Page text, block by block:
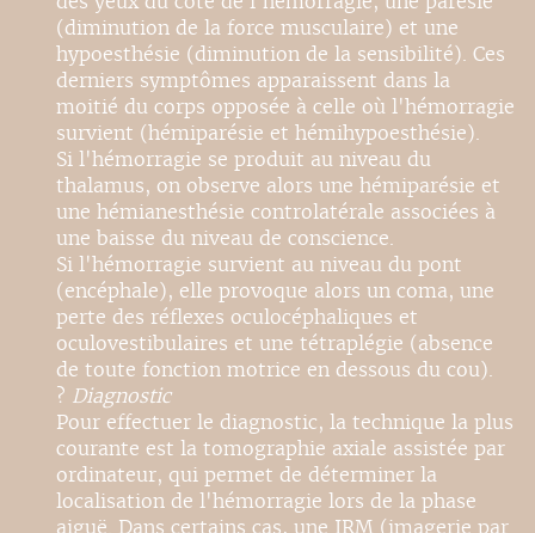
(diminution de la force musculaire) et une
hypoesthésie (diminution de la sensibilité). Ces
derniers symptômes apparaissent dans la
moitié du corps opposée à celle où l'hémorragie
survient (hémiparésie et hémihypoesthésie).
Si l'hémorragie se produit au niveau du
thalamus, on observe alors une hémiparésie et
une hémianesthésie controlatérale associées à
une baisse du niveau de conscience.
Si l'hémorragie survient au niveau du pont
(encéphale), elle provoque alors un coma, une
perte des réflexes oculocéphaliques et
oculovestibulaires et une tétraplégie (absence
de toute fonction motrice en dessous du cou).
? Diagnostic
Pour effectuer le diagnostic, la technique la plus
courante est la tomographie axiale assistée par
ordinateur, qui permet de déterminer la
localisation de l'hémorragie lors de la phase
aiguë. Dans certains cas, une IRM (imagerie par